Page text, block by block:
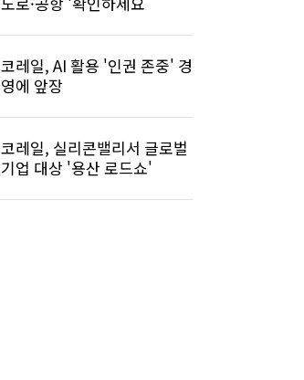
코레일, AI 활용 '인권 존중' 경
영에 앞장
코레일, 실리콘밸리서 글로벌
기업 대상 '용산 로드쇼'